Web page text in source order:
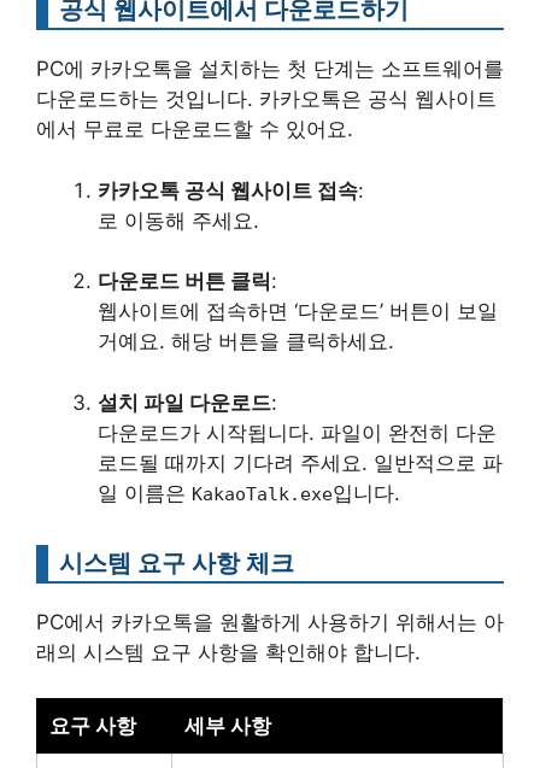
공식 웹사이트에서 다운로드하기
PC에 카카오톡을 설치하는 첫 단계는 소프트웨어를
다운로드하는 것입니다. 카카오톡은 공식 웹사이트
에서 무료로 다운로드할 수 있어요.
카카오톡 공식 웹사이트 접속:
로 이동해 주세요.
다운로드 버튼 클릭:
웹사이트에 접속하면 ‘다운로드’ 버튼이 보일
거예요. 해당 버튼을 클릭하세요.
설치 파일 다운로드:
다운로드가 시작됩니다. 파일이 완전히 다운
로드될 때까지 기다려 주세요. 일반적으로 파
일 이름은 KakaoTalk.exe입니다.
시스템 요구 사항 체크
PC에서 카카오톡을 원활하게 사용하기 위해서는 아
래의 시스템 요구 사항을 확인해야 합니다.
요구 사항 세부 사항